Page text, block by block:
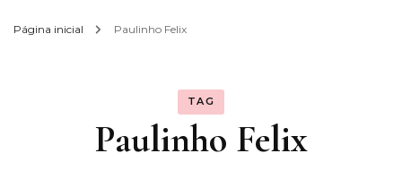
Página inicial Paulinho Felix
TAG
Paulinho Felix